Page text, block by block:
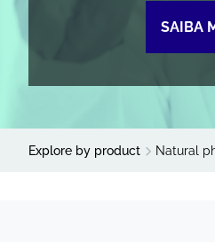
SAIBA
Explore by product Natural